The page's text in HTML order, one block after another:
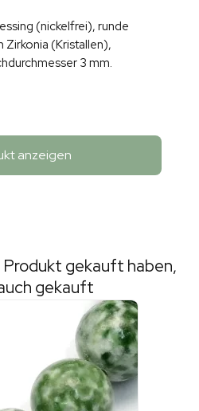
(nickelfrei), runde
Zirkonia (Kristallen),
3 mm.
anzeigen
Produkt gekauft haben,
gekauft